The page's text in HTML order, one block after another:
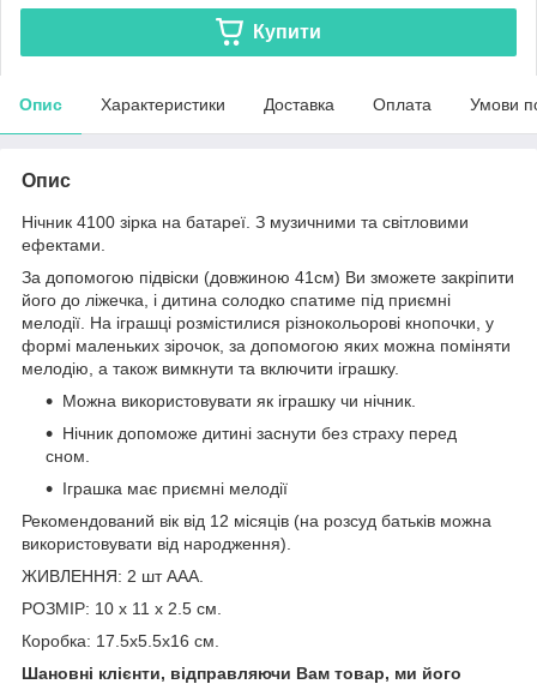
Купити
Опис Характеристики Доставка Оплата Умови
Опис
Нічник 4100 зірка на батареї. З музичними та світловими
ефектами.
За допомогою підвіски (довжиною 41см) Ви зможете закріпити
його до ліжечка, і дитина солодко спатиме під приємні
мелодії. На іграшці розмістилися різнокольорові кнопочки, у
формі маленьких зірочок, за допомогою яких можна поміняти
мелодію, а також вимкнути та включити іграшку.
Можна використовувати як іграшку чи нічник.
Нічник допоможе дитині заснути без страху перед
сном.
Іграшка має приємні мелодії
Рекомендований вік від 12 місяців (на розсуд батьків можна
використовувати від народження).
ЖИВЛЕННЯ: 2 шт ААА.
РОЗМІР: 10 х 11 х 2.5 см.
Коробка: 17.5х5.5х16 см.
Шановні клієнти, відправляючи Вам товар, ми його